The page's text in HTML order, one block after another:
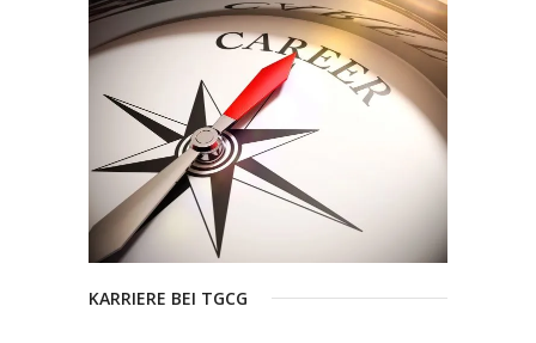
KARRIERE BEI TGCG